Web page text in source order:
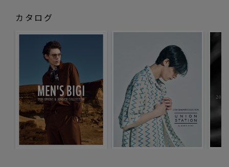
カタログ